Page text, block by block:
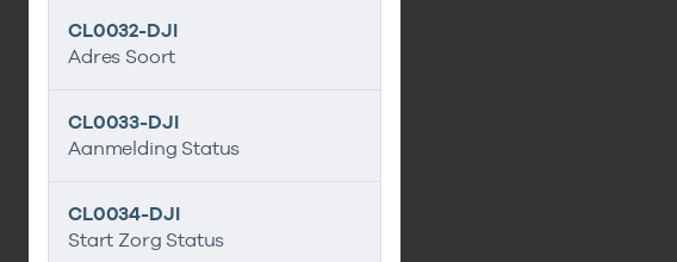
CL0032-DJI
Adres Soort
CL0033-DJI
Aanmelding Status
CL0034-DJI
Start Zorg Status